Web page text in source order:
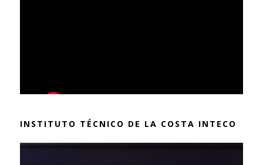
INSTITUTO TÉCNICO DE LA COSTA INTECO